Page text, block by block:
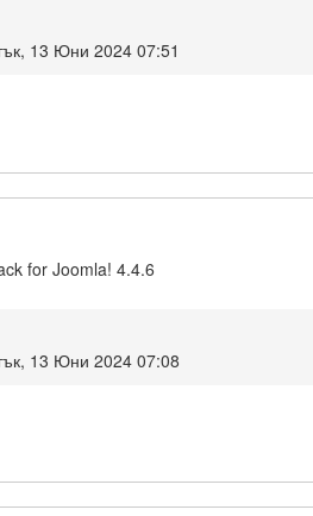
13 Юни 2024 07:51
for Joomla! 4.4.6
13 Юни 2024 07:08